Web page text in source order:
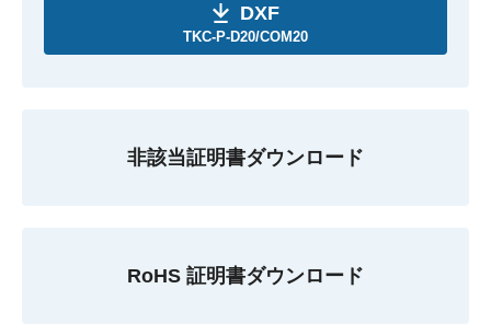
DXF
TKC-P-D20/COM20
非該当証明書ダウンロード
RoHS 証明書ダウンロード